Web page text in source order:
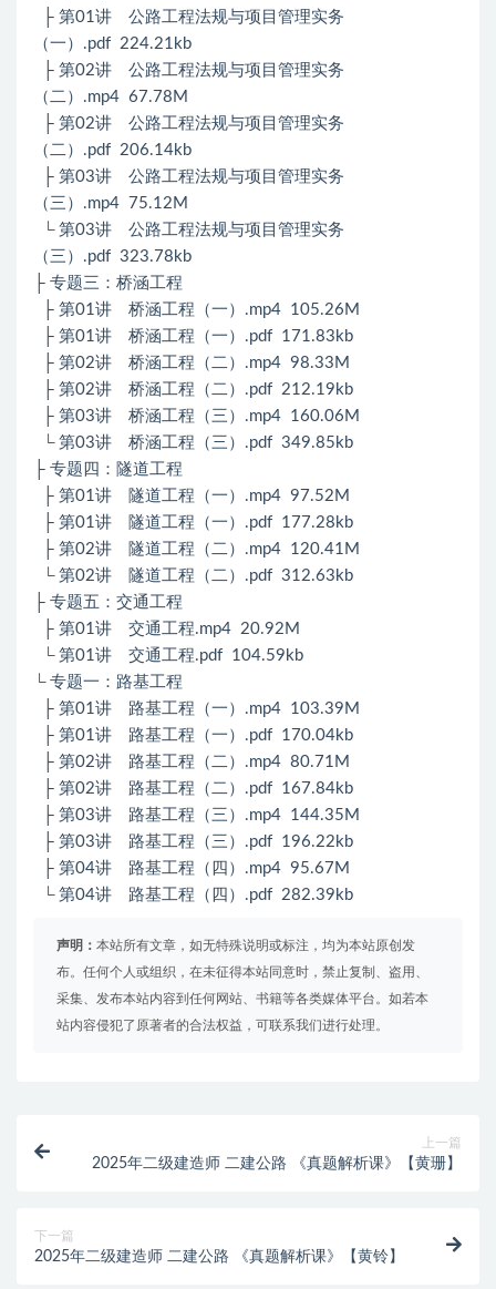
├ 第01讲 公路工程法规与项目管理实务
（一）.pdf 224.21kb
├ 第02讲 公路工程法规与项目管理实务
（二）.mp4 67.78M
├ 第02讲 公路工程法规与项目管理实务
（二）.pdf 206.14kb
├ 第03讲 公路工程法规与项目管理实务
（三）.mp4 75.12M
└ 第03讲 公路工程法规与项目管理实务
（三）.pdf 323.78kb
├ 专题三：桥涵工程
├ 第01讲 桥涵工程（一）.mp4 105.26M
├ 第01讲 桥涵工程（一）.pdf 171.83kb
├ 第02讲 桥涵工程（二）.mp4 98.33M
├ 第02讲 桥涵工程（二）.pdf 212.19kb
├ 第03讲 桥涵工程（三）.mp4 160.06M
└ 第03讲 桥涵工程（三）.pdf 349.85kb
├ 专题四：隧道工程
├ 第01讲 隧道工程（一）.mp4 97.52M
├ 第01讲 隧道工程（一）.pdf 177.28kb
├ 第02讲 隧道工程（二）.mp4 120.41M
└ 第02讲 隧道工程（二）.pdf 312.63kb
├ 专题五：交通工程
├ 第01讲 交通工程.mp4 20.92M
└ 第01讲 交通工程.pdf 104.59kb
└ 专题一：路基工程
├ 第01讲 路基工程（一）.mp4 103.39M
├ 第01讲 路基工程（一）.pdf 170.04kb
├ 第02讲 路基工程（二）.mp4 80.71M
├ 第02讲 路基工程（二）.pdf 167.84kb
├ 第03讲 路基工程（三）.mp4 144.35M
├ 第03讲 路基工程（三）.pdf 196.22kb
├ 第04讲 路基工程（四）.mp4 95.67M
└ 第04讲 路基工程（四）.pdf 282.39kb
声明： 本站所有文章，如无特殊说明或标注，均为本站原创发
布。任何个人或组织，在未征得本站同意时，禁止复制、盗用、
采集、发布本站内容到任何网站、书籍等各类媒体平台。如若本
站内容侵犯了原著者的合法权益，可联系我们进行处理。
上一篇
2025年二级建造师 二建公路 《真题解析课》【黄珊】
下一篇
2025年二级建造师 二建公路 《真题解析课》【黄铃】